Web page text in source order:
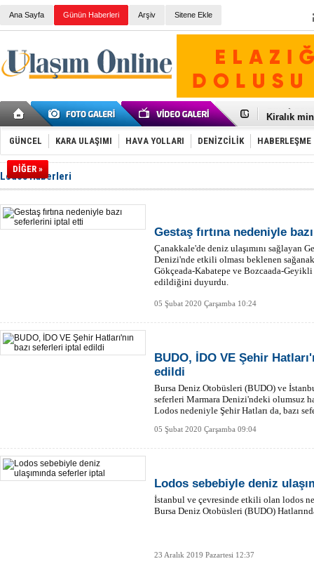
Ana Sayfa Günün Haberleri Arşiv Sitene Ekle
Kiralık
VW'de üst
Ünye
İzmir-
HAVAŞ
İran'a ait
'Jet uçak'
Rus savaş
GÜNCEL KARA ULAŞIMI HAVA YOLLARI DENİZCİLİK HABERLEŞME
DİĞER »
Lodos Haberleri
Gestaş fırtına nedeniyle
Çanakkale'de deniz ulaşımını sağlayan
Denizi'nde etkili olması beklenen
Gökçeada-Kabatepe ve Bozcaada-
edildiğini duyurdu.
05 Şubat 2020 Çarşamba 10:24
BUDO, İDO VE Şehir
edildi
Bursa Deniz Otobüsleri (BUDO) ve
seferleri Marmara Denizi'ndeki olumsuz
Lodos nedeniyle Şehir Hatları da, bazı
05 Şubat 2020 Çarşamba 09:04
Lodos sebebiyle deniz
İstanbul ve çevresinde etkili olan lodos
Bursa Deniz Otobüsleri (BUDO)
23 Aralık 2019 Pazartesi 12:37